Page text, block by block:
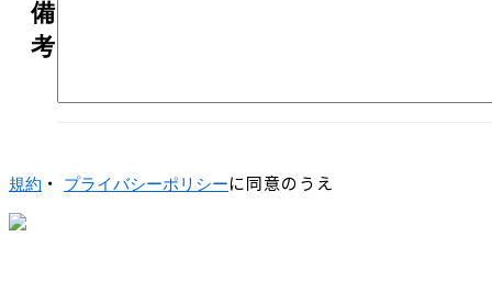
備
考
規約 ・ プライバシーポリシーに同意のうえ